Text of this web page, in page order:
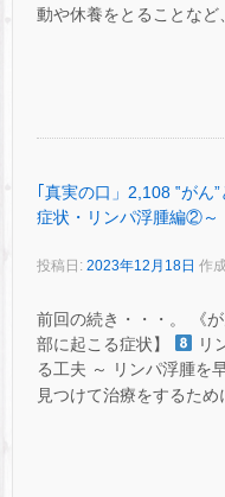
動や休養をとることな
｢真実の口」2,108 ‟が
症状・リンパ浮腫編②～
投稿日: 2023年12月18日 作
前回の続き・・・。 《
部に起こる症状】
リ
る工夫 ～ リンパ浮腫を
見つけて治療をするため